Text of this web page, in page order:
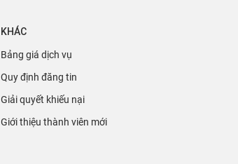
KHÁC
Bảng giá dịch vụ
Quy định đăng tin
Giải quyết khiếu nại
Giới thiệu thành viên mới